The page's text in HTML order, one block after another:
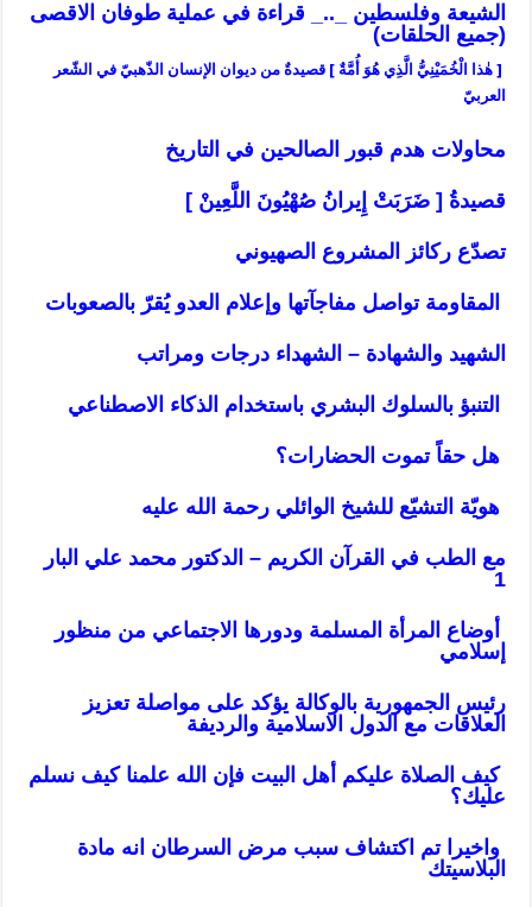
الشيعة وفلسطين _.._ قراءة في عملية طوفان الاقصى
(جميع الحلقات)
[ هٰذا الْخُمَيْنِيُّ الَّذِي هُوَ أُمَّةٌ ] قصيدةٌ من ديوان الإنسان الذّهبيّ في الشّعر
العربيّ
محاولات هدم قبور الصالحين في التاريخ
قصيدةُ [ ضَرَبَتْ إِيرانُ صُهْيُونَ اللَّعِينْ ]
تصدّع ركائز المشروع الصهيوني
المقاومة تواصل مفاجآتها وإعلام العدو يُقرّ بالصعوبات
الشهيد والشهادة – الشهداء درجات ومراتب
التنبؤ بالسلوك البشري باستخدام الذكاء الاصطناعي
هل حقاً تموت الحضارات؟
هويّة التشيّع للشيخ الوائلي رحمة الله عليه
مع الطب في القرآن الكريم – الدكتور محمد علي البار
1
أوضاع المرأة المسلمة ودورها الاجتماعي من منظور
إسلامي
رئيس الجمهورية بالوكالة يؤكد على مواصلة تعزيز
العلاقات مع الدول الاسلامية والرديفة
كيف الصلاة عليكم أهل البيت فإن الله علمنا كيف نسلم
عليك؟
واخيرا تم اكتشاف سبب مرض السرطان انه مادة
البلاسيتك